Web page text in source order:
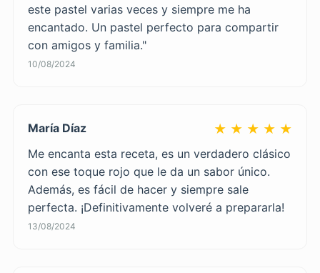
este pastel varias veces y siempre me ha
encantado. Un pastel perfecto para compartir
con amigos y familia."
10/08/2024
María Díaz ★ ★ ★ ★ ★
Me encanta esta receta, es un verdadero clásico
con ese toque rojo que le da un sabor único.
Además, es fácil de hacer y siempre sale
perfecta. ¡Definitivamente volveré a prepararla!
13/08/2024